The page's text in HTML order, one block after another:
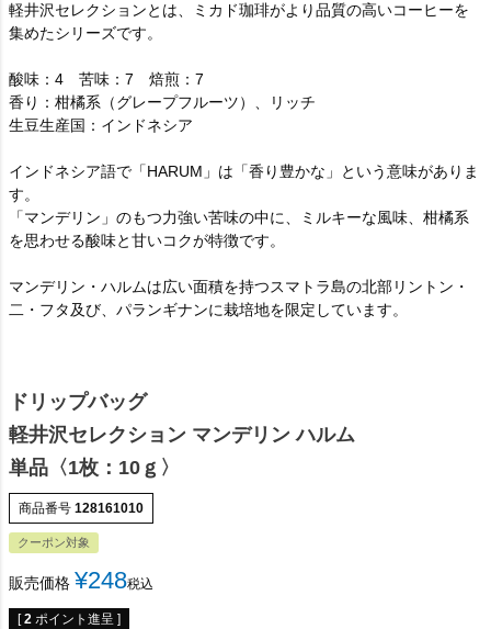
軽井沢セレクションとは、ミカド珈琲がより品質の高いコーヒーを
集めたシリーズです。
酸味：4 苦味：7 焙煎：7
香り：柑橘系（グレープフルーツ）、リッチ
生豆生産国：インドネシア
インドネシア語で「HARUM」は「香り豊かな」という意味がありま
す。
「マンデリン」のもつ力強い苦味の中に、ミルキーな風味、柑橘系
を思わせる酸味と甘いコクが特徴です。
マンデリン・ハルムは広い面積を持つスマトラ島の北部リントン・
二・フタ及び、パランギナンに栽培地を限定しています。
ドリップバッグ
軽井沢セレクション マンデリン ハルム
単品〈1枚：10ｇ〉
商品番号 128161010
クーポン対象
販売価格 ¥248税込
[ 2 ポイント進呈 ]